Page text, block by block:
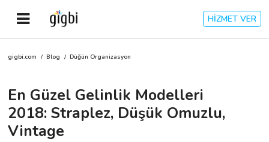
HİZMET VER
Anasayfa
Giriş Yap
Kayıt Ol
gigbi.com / Blog / Düğün Organizasyon
En Güzel Gelinlik Modelleri
2018: Straplez, Düşük Omuzlu,
Vintage